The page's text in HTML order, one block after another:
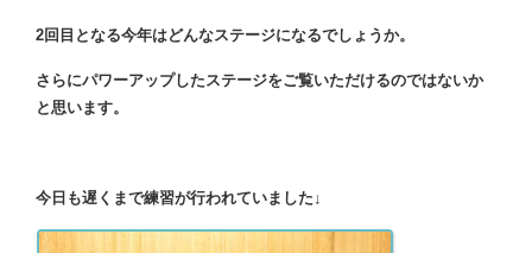
2回目となる今年はどんなステージになるでしょうか。
さらにパワーアップしたステージをご覧いただけるのではないか
と思います。
今日も遅くまで練習が行われていました↓